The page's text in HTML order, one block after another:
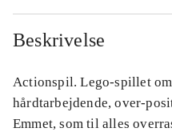
Beskrivelse
Actionspil. Lego-spillet
hårdtarbejdende, over-
Emmet, som til alles